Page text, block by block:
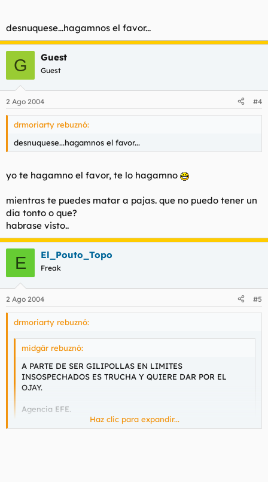
MP tan escalofriantes como este.
De: CAMPAVAL
Para: midgär
Publicado: 02/08/2004 01:45
Asunto: maricon
estoyanonadada
ayudadme.
desnuquese...hagamnos el favor...
G Guest
Guest
2 Ago 2004 #4
drmoriarty rebuznó:
desnuquese...hagamnos el favor...
yo te hagamno el favor, te lo hagamno
mientras te puedes matar a pajas. que no puedo tener un
dia tonto o que?
habrase visto..
E El_Pouto_Topo
Freak
2 Ago 2004 #5
drmoriarty rebuznó:
midgär rebuznó:
A PARTE DE SER GILIPOLLAS EN LIMITES
INSOSPECHADOS ES TRUCHA Y QUIERE DAR POR EL
OJAY.
Agencia EFE.
Nuevas pesquisas me informan que Campaval a parte de
Haz clic para expandir...